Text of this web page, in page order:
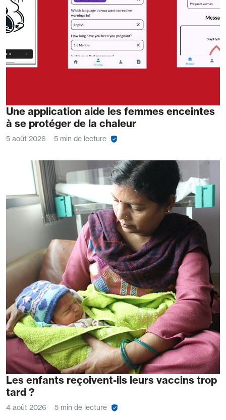
Une application aide les femmes enceintes
à se protéger de la chaleur
5 août 2026 5 min de lecture
Les enfants reçoivent-ils leurs vaccins trop
tard ?
4 août 2026 5 min de lecture